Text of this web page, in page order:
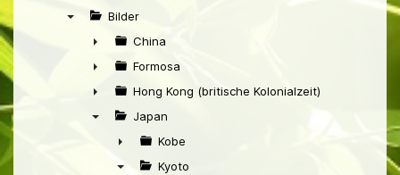
Bilder
►
China
►
Formosa
►
Hong Kong (britische Kolonialzeit)
Japan
►
Kobe
Kyoto